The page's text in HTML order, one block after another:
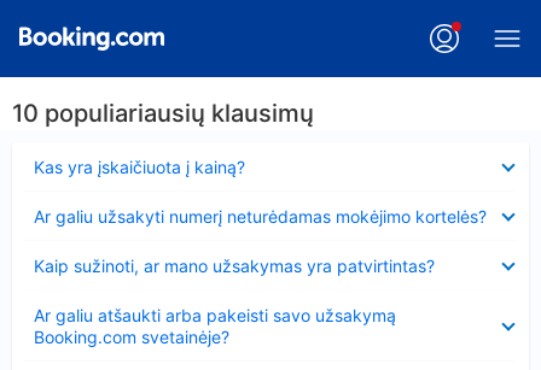
10 populiariausių klausimų
Kas yra įskaičiuota į kainą?
Ar galiu užsakyti numerį neturėdamas mokėjimo kortelės?
Kaip sužinoti, ar mano užsakymas yra patvirtintas?
Ar galiu atšaukti arba pakeisti savo užsakymą
Booking.com svetainėje?